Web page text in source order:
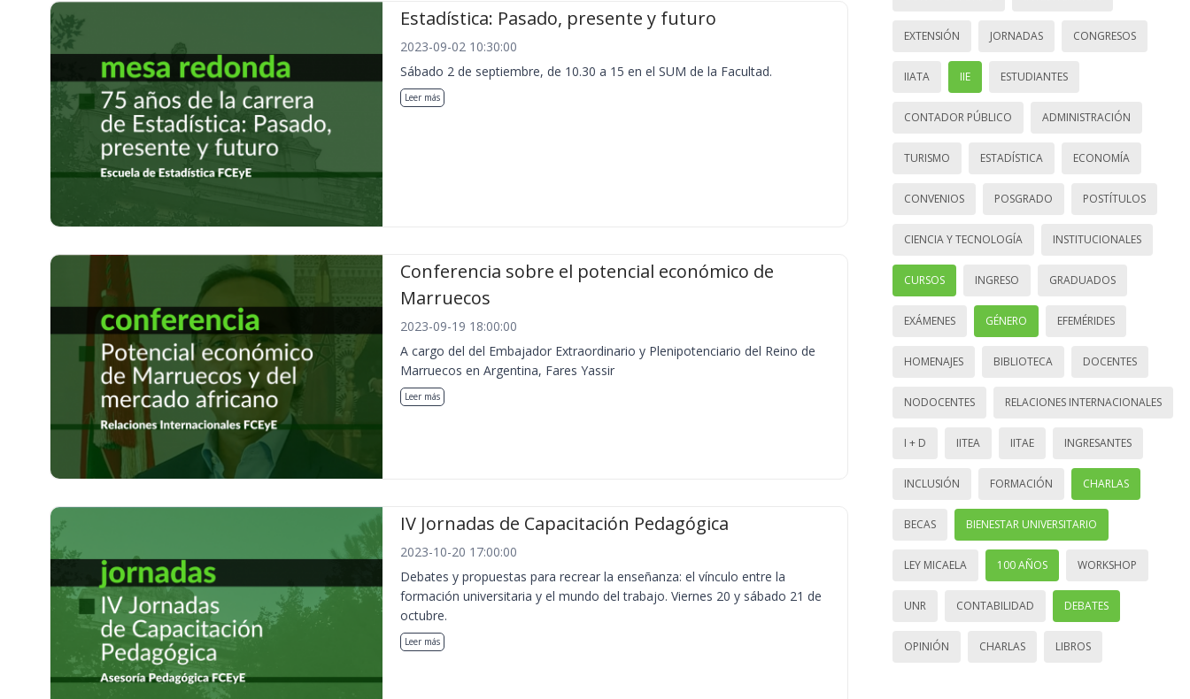
Estadística: Pasado, presente y futuro
2023-09-02 10:30:00
Sábado 2 de septiembre, de 10.30 a 15 en el SUM de la Facultad.
Leer más
Conferencia sobre el potencial económico de
Marruecos
2023-09-19 18:00:00
A cargo del del Embajador Extraordinario y Plenipotenciario del Reino de
Marruecos en Argentina, Fares Yassir
Leer más
IV Jornadas de Capacitación Pedagógica
2023-10-20 17:00:00
Debates y propuestas para recrear la enseñanza: el vínculo entre la
formación universitaria y el mundo del trabajo. Viernes 20 y sábado 21 de
octubre.
Leer más
EXTENSIÓN JORNADAS CONGRESOS
IIATA IIE ESTUDIANTES
CONTADOR PÚBLICO ADMINISTRACIÓN
TURISMO ESTADÍSTICA ECONOMÍA
CONVENIOS POSGRADO POSTÍTULOS
CIENCIA Y TECNOLOGÍA INSTITUCIONALES
CURSOS INGRESO GRADUADOS
EXÁMENES GÉNERO EFEMÉRIDES
HOMENAJES BIBLIOTECA DOCENTES
NODOCENTES RELACIONES INTERNACIONALES
I + D IITEA IITAE INGRESANTES
INCLUSIÓN FORMACIÓN CHARLAS
BECAS BIENESTAR UNIVERSITARIO
LEY MICAELA 100 AÑOS WORKSHOP
UNR CONTABILIDAD DEBATES
OPINIÓN CHARLAS LIBROS